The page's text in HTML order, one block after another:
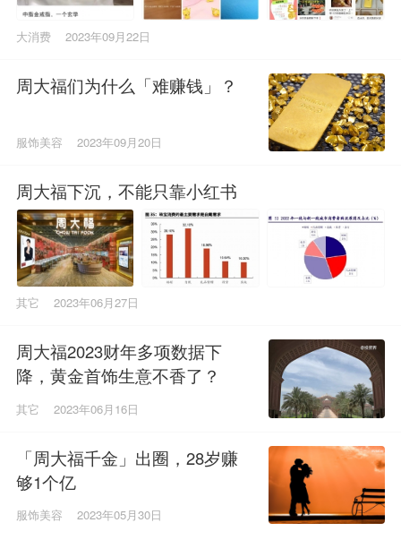
大消费 2023年09月22日
周大福们为什么「难赚钱」？
服饰美容 2023年09月20日
周大福下沉，不能只靠小红书
其它 2023年06月27日
周大福2023财年多项数据下
降，黄金首饰生意不香了？
其它 2023年06月16日
「周大福千金」出圈，28岁赚
够1个亿
服饰美容 2023年05月30日